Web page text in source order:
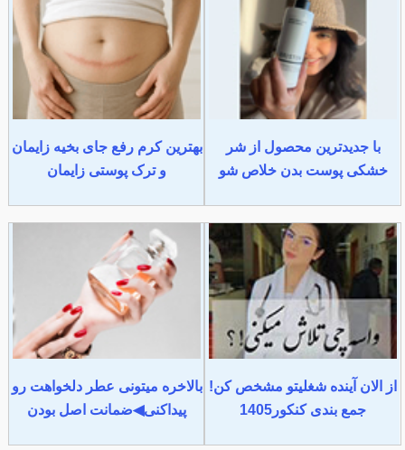
با جدیدترین محصول از شر
خشکی پوست بدن خلاص شو
بهترین کرم رفع جای بخیه زایمان
و ترک پوستی زایمان
از الان آینده شغلیتو مشخص کن!
جمع بندی کنکور1405
بالاخره میتونی عطر دلخواهت رو
پیداکنی◀ضمانت اصل بودن